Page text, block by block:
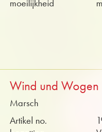
moeilijkheid
Wind und Wogen
Marsch
Artikel no.